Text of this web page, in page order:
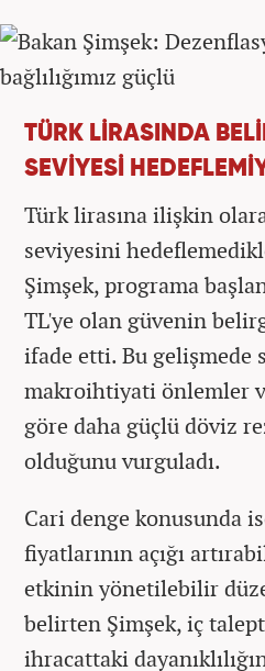
TÜRK LİRASINDA
SEVİYESİ
Türk lirasına ilişkin
seviyesini
Şimşek, programa
TL'ye olan güvenin
ifade etti. Bu gelişmede
makroihtiyati önlemler
göre daha güçlü döviz
olduğunu vurguladı.
Cari denge konusunda
fiyatlarının açığı
etkinin yönetilebilir
belirten Şimşek, iç
ihracattaki